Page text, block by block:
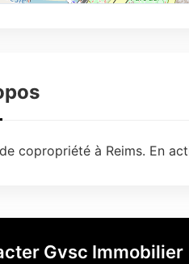
copropriété à Reims. En
Gvsc Immobilier